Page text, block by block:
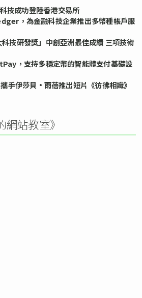
技成功登陸香港交易所
，為金融科技企業推出多幣種帳戶服
技研發獎」中創亞洲最佳成績 三項技術
，支持多穩定幣的智能體支付基礎設
伊莎貝•雨蓓推出短片《彷彿相識》
站教室》